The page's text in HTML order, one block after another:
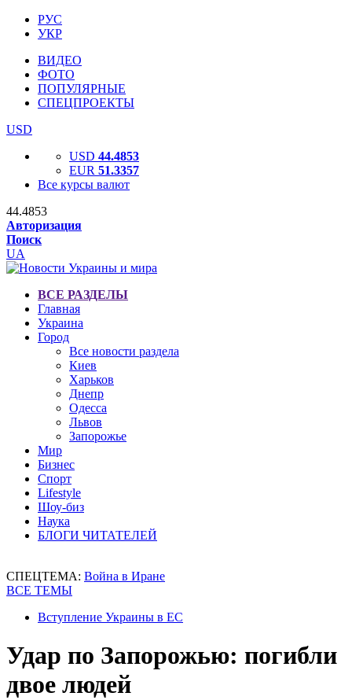
РУС
УКР
ВИДЕО
ФОТО
ПОПУЛЯРНЫЕ
СПЕЦПРОЕКТЫ
USD
USD 44.4853
EUR 51.3357
Все курсы валют
44.4853
Авторизация
Поиск
UA
ВСЕ РАЗДЕЛЫ
Главная
Украина
Город
Все новости раздела
Киев
Харьков
Днепр
Одесса
Львов
Запорожье
Мир
Бизнес
Спорт
Lifestyle
Шоу-биз
Наука
БЛОГИ ЧИТАТЕЛЕЙ
СПЕЦТЕМА: Война в Иране
ВСЕ ТЕМЫ
Вступление Украины в ЕС
Удар по Запорожью: погибли
двое людей